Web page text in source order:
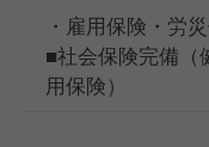
・雇用保険・労
■社会保険完備（
用保険）